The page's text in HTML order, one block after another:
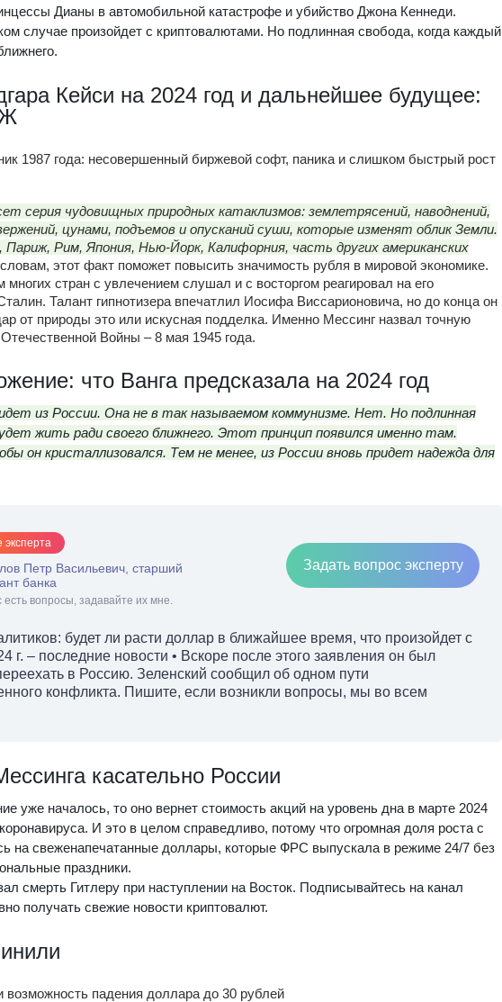
Дианы в автомобильной катастрофе и убийство Джона Кеннеди.
случае произойдет с криптовалютами. Но подлинная свобода, когда каждый
Кейси на 2024 год и дальнейшее будущее:
1987 года: несовершенный биржевой софт, паника и слишком быстрый рост
серия чудовищных природных катаклизмов: землетрясений, наводнений,
цунами, подъемов и опусканий суши, которые изменят облик Земли.
Париж, Рим, Япония, Нью-Йорк, Калифорния, часть других американских
этот факт поможет повысить значимость рубля в мировой экономике.
стран с увлечением слушал и с восторгом реагировал на его
Талант гипнотизера впечатлил Иосифа Виссарионовича, но до конца он
от природы это или искусная подделка. Именно Мессинг назвал точную
Войны – 8 мая 1945 года.
что Ванга предсказала на 2024 год
из России. Она не в так называемом коммунизме. Нет. Но подлинная
жить ради своего ближнего. Этот принцип появился именно там.
он кристаллизовался. Тем не менее, из России вновь придет надежда для
Петр Васильевич, старший
банка
есть вопросы, задавайте их мне.
Задать вопрос эксперту
будет ли расти доллар в ближайшее время, что произойдет с
г. – последние новости • Вскоре после этого заявления он был
в Россию. Зеленский сообщил об одном пути
конфликта. Пишите, если возникли вопросы, мы во всем
касательно России
уже началось, то оно вернет стоимость акций на уровень дна в марте 2024
И это в целом справедливо, потому что огромная доля роста с
на свеженапечатанные доллары, которые ФРС выпускала в режиме 24/7 без
праздники.
смерть Гитлеру при наступлении на Восток. Подписывайтесь на канал
получать свежие новости криптовалют.
возможность падения доллара до 30 рублей